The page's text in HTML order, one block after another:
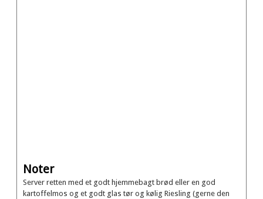
Noter
Server retten med et godt hjemmebagt brød eller en god
kartoffelmos og et godt glas tør og kølig Riesling (gerne den